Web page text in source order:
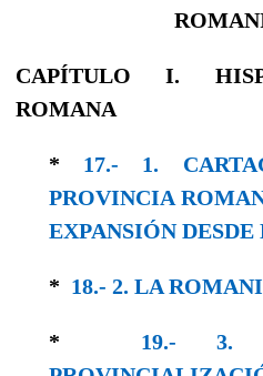
CAPÍTULO I.
ROMANA
* 17.- 1.
PROVINCIA
EXPANSIÓN
* 18.- 2. LA
* 19.- 3.